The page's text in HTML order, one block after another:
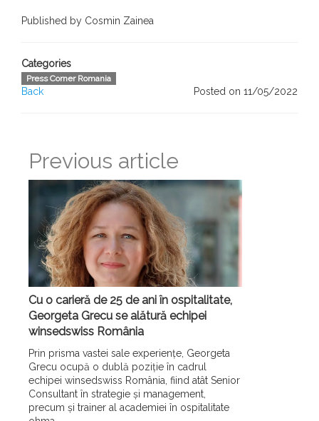
Published by Cosmin Zainea
Categories
Press Corner Romania
Back Posted on 11/05/2022
Previous article
Cu o carieră de 25 de ani în ospitalitate,
Georgeta Grecu se alătură echipei
winsedswiss România
Prin prisma vastei sale experiențe, Georgeta
Grecu ocupă o dublă poziție în cadrul
echipei winsedswiss România, fiind atât Senior
Consultant în strategie și management,
precum și trainer al academiei în ospitalitate